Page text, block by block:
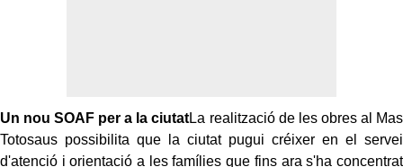
Un nou SOAF per a la ciutatLa realització de les obres al Mas
Totosaus possibilita que la ciutat pugui créixer en el servei
d'atenció i orientació a les famílies que fins ara s'ha concentrat